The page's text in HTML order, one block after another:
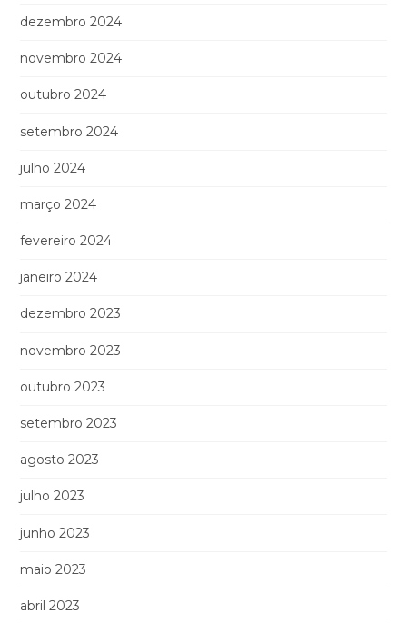
dezembro 2024
novembro 2024
outubro 2024
setembro 2024
julho 2024
março 2024
fevereiro 2024
janeiro 2024
dezembro 2023
novembro 2023
outubro 2023
setembro 2023
agosto 2023
julho 2023
junho 2023
maio 2023
abril 2023